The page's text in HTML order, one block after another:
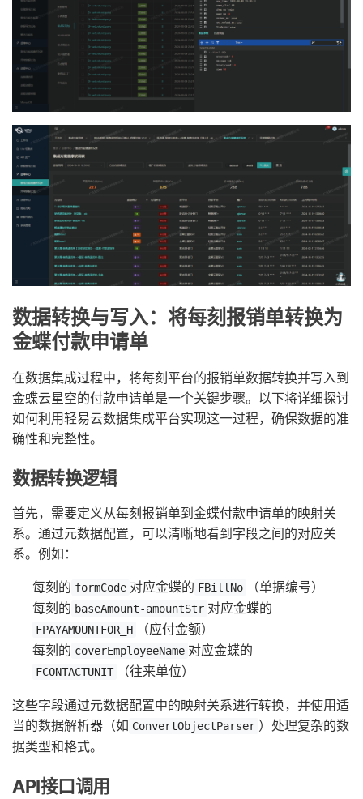
数据转换与写入：将每刻报销单转换为
金蝶付款申请单
在数据集成过程中，将每刻平台的报销单数据转换并写入到
金蝶云星空的付款申请单是一个关键步骤。以下将详细探讨
如何利用轻易云数据集成平台实现这一过程，确保数据的准
确性和完整性。
数据转换逻辑
首先，需要定义从每刻报销单到金蝶付款申请单的映射关
系。通过元数据配置，可以清晰地看到字段之间的对应关
系。例如：
每刻的 formCode 对应金蝶的 FBillNo
（单据编号）
每刻的 baseAmount-amountStr 对应金蝶的
FPAYAMOUNTFOR_H
（应付金额）
每刻的 coverEmployeeName 对应金蝶的
FCONTACTUNIT
（往来单位）
这些字段通过元数据配置中的映射关系进行转换，并使用适
当的数据解析器（如 ConvertObjectParser ）处理复杂的数
据类型和格式。
API接口调用